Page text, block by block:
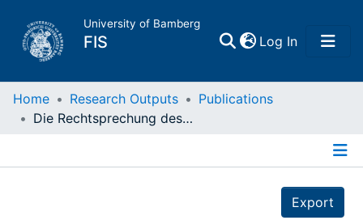
University of Bamberg
FIS Log In(current)
Home
Home Research Outputs
Publications
Die Rechtsprechung des Gerichtshofes der Europäischen Gemeinschaften auf dem Gebiet des freien Personenverkehrs innerhalb der EG (Fortsetzung)
Export